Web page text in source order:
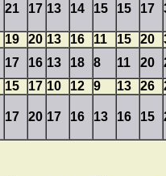
21 17 13 14 15 15 17
19 20 13 16 11 15 20
17 16 13 18 8 11 20
15 17 10 12 9 13 26
17 20 17 16 13 16 15